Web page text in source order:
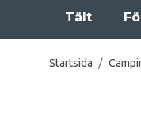
Tält
Startsida /